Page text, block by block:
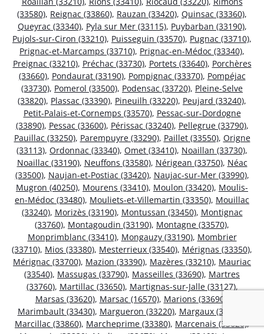
(33580), Reignac (33860), Rauzan (33420), Quinsac (33360),
Queyrac (33340), Pyla sur Mer (33115), Puybarban (33190),
Pujols-sur-Ciron (33210), Puisseguin (33570), Pugnac (33710),
Prignac-et-Marcamps (33710), Prignac-en-Médoc (33340),
Preignac (33210), Préchac (33730), Portets (33640), Porchères
(33660), Pondaurat (33190), Pompignac (33370), Pompéjac
(33730), Pomerol (33500), Podensac (33720), Pleine-Selve
(33820), Plassac (33390), Pineuilh (33220), Peujard (33240),
Petit-Palais-et-Cornemps (33570), Pessac-sur-Dordogne
(33890), Pessac (33600), Périssac (33240), Pellegrue (33790),
Pauillac (33250), Parempuyre (33290), Paillet (33550), Origne
(33113), Ordonnac (33340), Omet (33410), Noaillan (33730),
Noaillac (33190), Neuffons (33580), Nérigean (33750), Néac
(33500), Naujan-et-Postiac (33420), Naujac-sur-Mer (33990),
Mugron (40250), Mourens (33410), Moulon (33420), Moulis-
en-Médoc (33480), Mouliets-et-Villemartin (33350), Mouillac
(33240), Morizès (33190), Montussan (33450), Montignac
(33760), Montagoudin (33190), Montagne (33570),
Monprimblanc (33410), Mongauzy (33190), Mombrier
(33710), Mios (33380), Mesterrieux (33540), Mérignas (33350),
Mérignac (33700), Mazion (33390), Mazères (33210), Mauriac
(33540), Massugas (33790), Masseilles (33690), Martres
(33760), Martillac (33650), Martignas-sur-Jalle (33127),
Marsas (33620), Marsac (16570), Marions (33690)
Marimbault (33430), Margueron (33220), Margaux (33460)
Marcillac (33860), Marcheprime (33380), Marcenais (33620),